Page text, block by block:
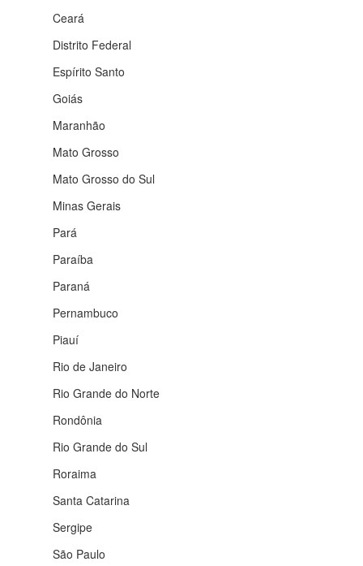
Ceará
Distrito Federal
Espírito Santo
Goiás
Maranhão
Mato Grosso
Mato Grosso do Sul
Minas Gerais
Pará
Paraíba
Paraná
Pernambuco
Piauí
Rio de Janeiro
Rio Grande do Norte
Rondônia
Rio Grande do Sul
Roraima
Santa Catarina
Sergipe
São Paulo